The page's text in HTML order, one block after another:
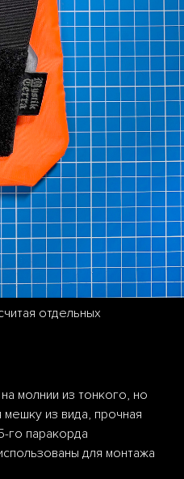
отдельных
молнии из тонкого, но
из вида, прочная
го паракорда
для монтажа